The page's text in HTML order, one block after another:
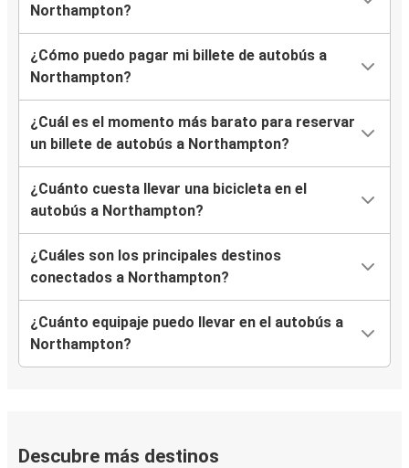
Northampton?
¿Cómo puedo pagar mi billete de autobús a
Northampton?
¿Cuál es el momento más barato para reservar
un billete de autobús a Northampton?
¿Cuánto cuesta llevar una bicicleta en el
autobús a Northampton?
¿Cuáles son los principales destinos
conectados a Northampton?
¿Cuánto equipaje puedo llevar en el autobús a
Northampton?
Descubre más destinos